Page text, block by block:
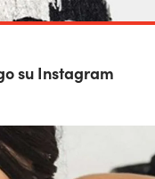
su Instagram